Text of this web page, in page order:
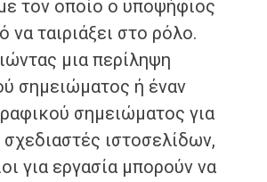
τον οποίο ο υποψήφιος
να ταιριάξει στο ρόλο.
μια περίληψη
σημειώματος ή έναν
σημειώματος για
ιστοσελίδων,
για εργασία μπορούν να